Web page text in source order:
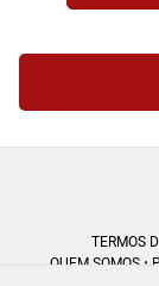
TERMOS
QUEM SOMOS•